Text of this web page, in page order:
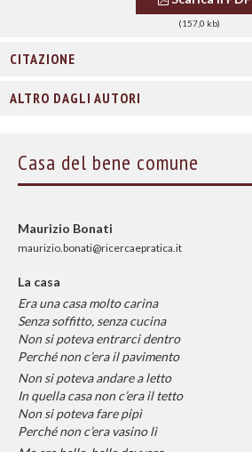
(157,0 kb)
CITAZIONE
ALTRO DAGLI AUTORI
Casa del bene comune
Maurizio Bonati
maurizio.bonati@ricercaepratica.it
La casa
Era una casa molto carina
Senza soffitto, senza cucina
Non si poteva entrarci dentro
Perché non c’era il pavimento
Non si poteva andare a letto
In quella casa non c’era il tetto
Non si poteva fare pipì
Perché non c’era vasino lì